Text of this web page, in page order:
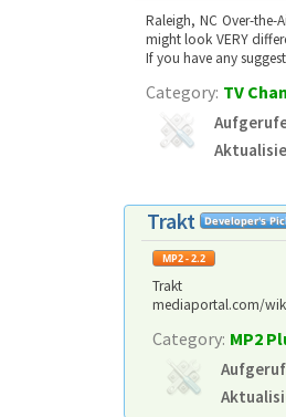
Raleigh, NC Over-
might look VERY
If you have any
Category: TV
Trakt
Trakt
mediaportal.com/
Category: MP2